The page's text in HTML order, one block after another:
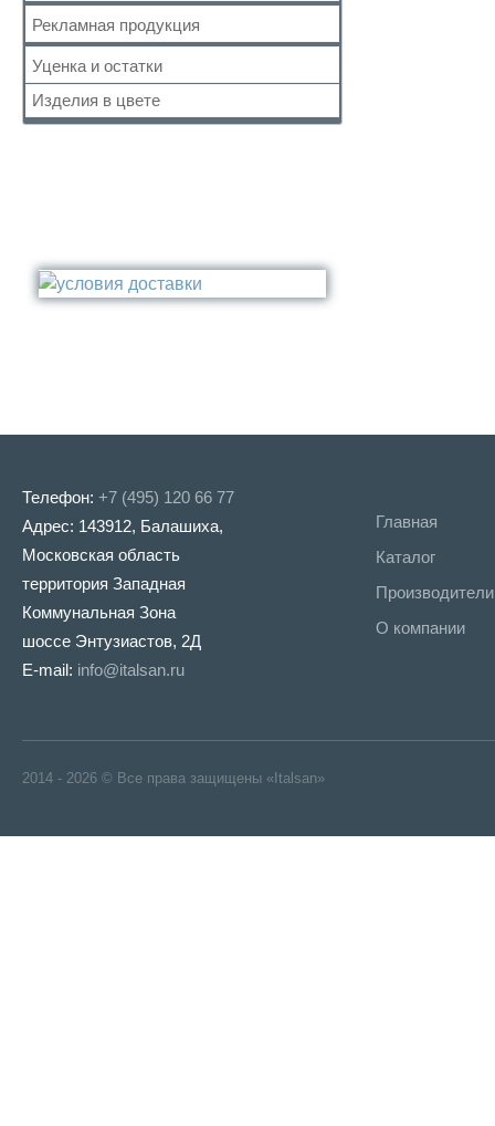
Кран-буксы
Кронштейн
Маховики
Отвод
Душевая лейка
Душевая лейка с подсветкой
Душевая стойка
Стойка для стационарного душа
Дозатор жидкого мыла
Карниз для полотенец
Кольцо
Крючок
Стакан
Туалетный ёрш
Рекламная продукция
Уценка и остатки
Складские остатки
Уценённый товар
Изделия в цвете
Медь
Никель
Телефон: +7 (495) 120 66 77
Адрес: 143912, Балашиха,
Московская область
территория Западная
Коммунальная Зона
шоссе Энтузиастов, 2Д
E-mail: info@italsan.ru
Главная
Каталог
Производители
О компании
2014 - 2026 © Все права защищены «Italsan»